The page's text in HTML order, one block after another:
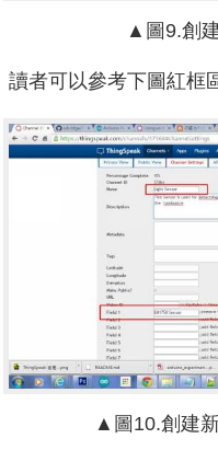
▲圖9.創
讀者可以參考下圖紅框
▲圖10.創建